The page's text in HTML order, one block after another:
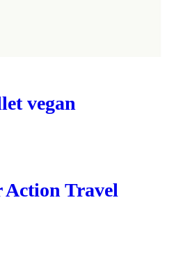
vegan
Action Travel